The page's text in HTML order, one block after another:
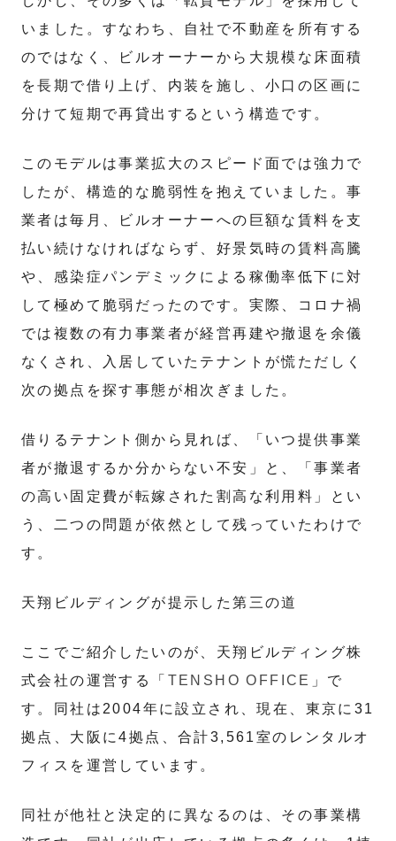
いました。すなわち、自社で不動産を所有する
のではなく、ビルオーナーから大規模な床面積
を長期で借り上げ、内装を施し、小口の区画に
分けて短期で再貸出するという構造です。
このモデルは事業拡大のスピード面では強力で
したが、構造的な脆弱性を抱えていました。事
業者は毎月、ビルオーナーへの巨額な賃料を支
払い続けなければならず、好景気時の賃料高騰
や、感染症パンデミックによる稼働率低下に対
して極めて脆弱だったのです。実際、コロナ禍
では複数の有力事業者が経営再建や撤退を余儀
なくされ、入居していたテナントが慌ただしく
次の拠点を探す事態が相次ぎました。
借りるテナント側から見れば、「いつ提供事業
者が撤退するか分からない不安」と、「事業者
の高い固定費が転嫁された割高な利用料」とい
う、二つの問題が依然として残っていたわけで
す。
天翔ビルディングが提示した第三の道
ここでご紹介したいのが、天翔ビルディング株
式会社の運営する「 TENSHO OFFICE 」で
す。同社は2004年に設立され、現在、東京に31
拠点、大阪に4拠点、合計3,561室のレンタルオ
フィスを運営しています。
同社が他社と決定的に異なるのは、その事業構